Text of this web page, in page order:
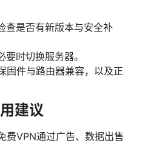
查是否有新版本与安全补
时切换服务器。
固件与路由器兼容，以及正
建议
费VPN通过广告、数据出售